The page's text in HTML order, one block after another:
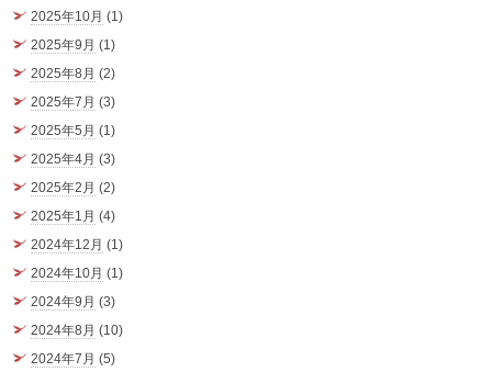
2025年10月 (1)
2025年9月 (1)
2025年8月 (2)
2025年7月 (3)
2025年5月 (1)
2025年4月 (3)
2025年2月 (2)
2025年1月 (4)
2024年12月 (1)
2024年10月 (1)
2024年9月 (3)
2024年8月 (10)
2024年7月 (5)